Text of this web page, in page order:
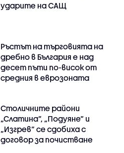
ударите на САЩ
Ръстът на търговията на
дребно в България е над
десет пъти по-висок от
средния в еврозоната
Столичните райони
„Слатина“, „Подуяне“ и
„Изгрев“ се сдобиха с
договор за почистване